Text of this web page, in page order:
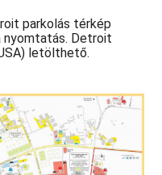
parkolás térkép
nyomtatás. Detroit
letölthető.